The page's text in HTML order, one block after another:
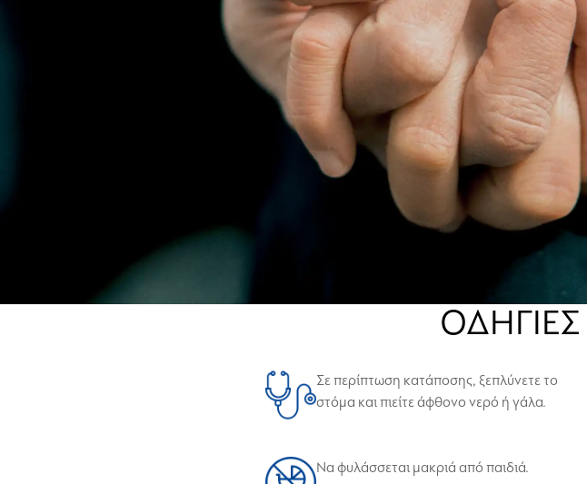
ΟΔΗΓΙΕΣ
Σε περίπτωση κατάποσης, ξεπλύνετε το
στόμα και πιείτε άφθονο νερό ή γάλα.
Να φυλάσσεται μακριά από παιδιά.